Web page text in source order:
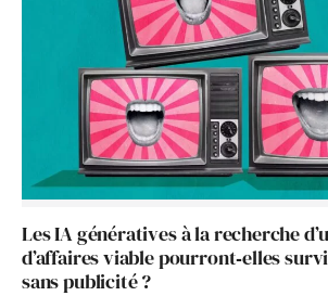
Les IA génératives à la recherche
d’affaires viable pourront‑elles
sans publicité ?